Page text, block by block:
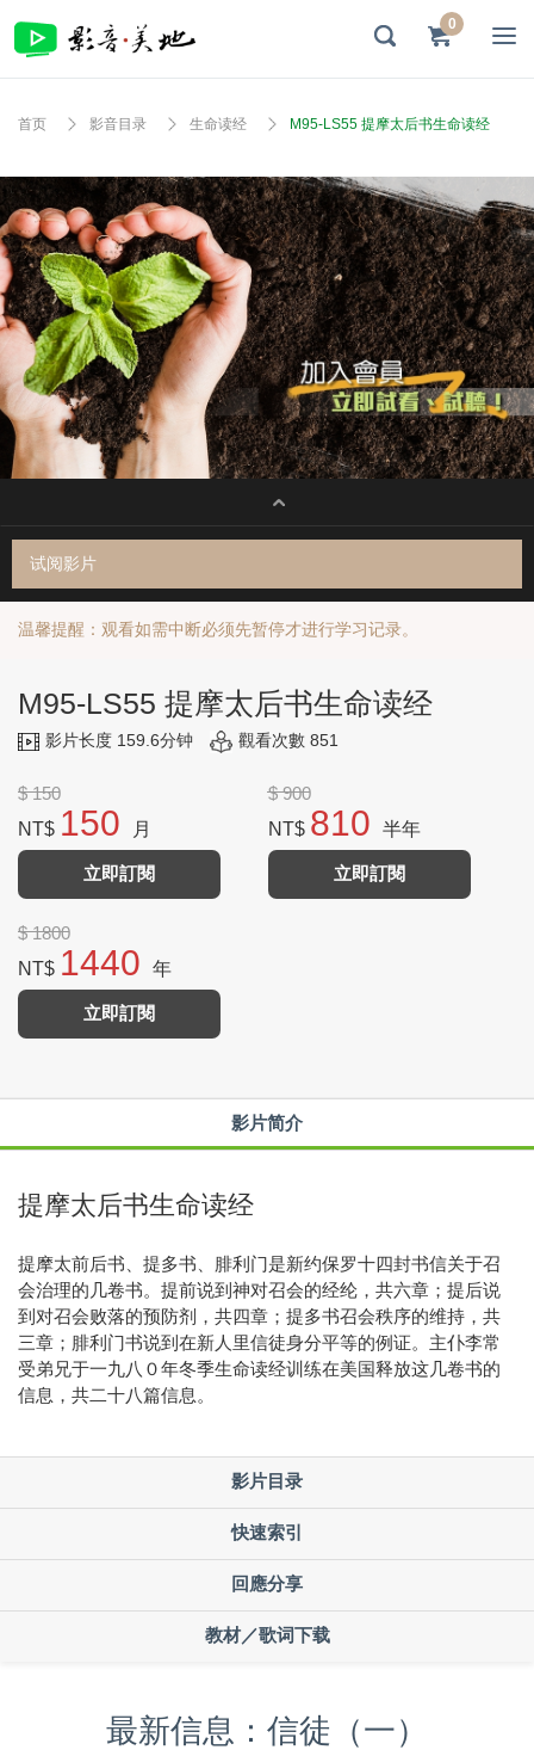
0
首页 影音目录 生命读经 M95-LS55 提摩太后书生命读经
试阅影片
温馨提醒：观看如需中断必须先暂停才进行学习记录。
M95-LS55 提摩太后书生命读经
影片长度 159.6分钟 觀看次數 851
$ 150
NT$ 150 月
立即訂閱
$ 900
NT$ 810 半年
立即訂閱
$ 1800
NT$ 1440 年
立即訂閱
影片简介
提摩太后书生命读经
提摩太前后书、提多书、腓利门是新约保罗十四封书信关于召
会治理的几卷书。提前说到神对召会的经纶，共六章；提后说
到对召会败落的预防剂，共四章；提多书召会秩序的维持，共
三章；腓利门书说到在新人里信徒身分平等的例证。主仆李常
受弟兄于一九八０年冬季生命读经训练在美国释放这几卷书的
信息，共二十八篇信息。
影片目录
快速索引
回應分享
教材／歌词下载
最新信息：信徒（一）